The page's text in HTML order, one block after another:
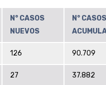
N° CASOS
NUEVOS
N° CASOS
126 90.709
27 37.882